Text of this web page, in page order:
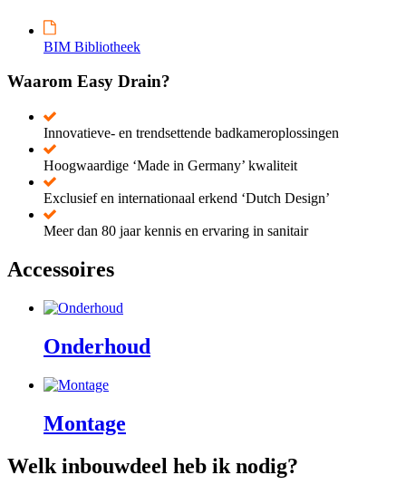
BIM Bibliotheek
Waarom Easy Drain?
Innovatieve- en trendsettende badkameroplossingen
Hoogwaardige ‘Made in Germany’ kwaliteit
Exclusief en internationaal erkend ‘Dutch Design’
Meer dan 80 jaar kennis en ervaring in sanitair
Accessoires
Onderhoud
Montage
Welk inbouwdeel heb ik nodig?